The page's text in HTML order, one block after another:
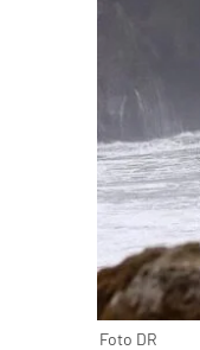
Foto DR